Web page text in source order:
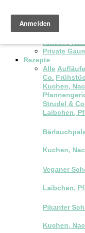
Pop-up Brunch
Kochkurse &
Aktuelle
Private
Rezepte
Alle
Co.
Kuchen,
Strudel &
Laibchen,
Kuchen,
Veganer
Laibchen,
Pikanter
Kuchen,